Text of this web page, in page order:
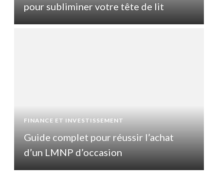
pour subliminer votre tête de lit
FINANCE ET INVESTISSEMENT
Guide complet pour réussir l’achat
d’un LMNP d’occasion